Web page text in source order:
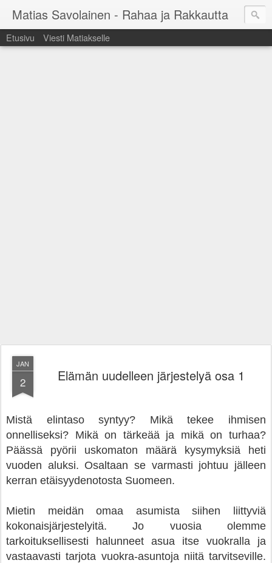
Matias Savolainen - Rahaa ja Rakkautta
Etusivu Viesti Matiakselle
JAN
2 Elämän uudelleen järjestelyä osa 1
Mistä elintaso syntyy? Mikä tekee ihmisen
onnelliseksi? Mikä on tärkeää ja mikä on turhaa?
Päässä pyörii uskomaton määrä kysymyksiä heti
vuoden aluksi. Osaltaan se varmasti johtuu jälleen
kerran etäisyydenotosta Suomeen.
Mietin meidän omaa asumista siihen liittyviä
kokonaisjärjestelyitä. Jo vuosia olemme
tarkoituksellisesti halunneet asua itse vuokralla ja
vastaavasti tarjota vuokra-asuntoja niitä tarvitseville.